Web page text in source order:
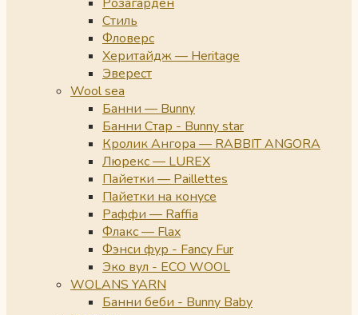
Стиль
Фловерс
Херитайдж — Heritage
Эверест
Wool sea
Банни — Bunny
Банни Стар - Bunny star
Кролик Ангора — RABBIT ANGORA
Люрекс — LUREX
Пайетки — Paillettes
Пайетки на конусе
Раффи — Raffia
Флакс — Flax
Фэнси фур - Fancy Fur
Эко вул - ECO WOOL
WOLANS YARN
Банни беби - Bunny Baby